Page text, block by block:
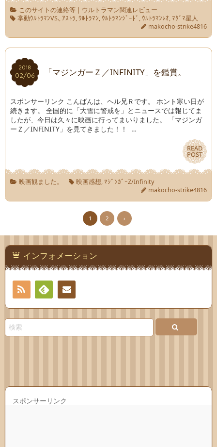
このサイトの連絡等| ウルトラマン関連レビュー
掌動ｳﾙﾄﾗﾏﾝVS.,ｱｽﾄﾗ, ｳﾙﾄﾗﾏﾝ, ｳﾙﾄﾗﾏﾝｼﾞｰﾄﾞ , ｳﾙﾄﾗﾏﾝﾚｵ,ﾏｸﾞﾏ星人
makocho-strike4816
2018
02/06
2018
02/06 「マジンガーＺ／INFINITY」を鑑賞。
スポンサーリンク こんばんは、ヘル兄Ｒです。 ホント寒い日が
続きます。 全国的に「大雪に警戒を」とニュースでは報じてま
したが、今日は久々に映画に行ってまいりました。 「マジンガ
ーＺ／INFINITY」を見てきました！！ …
READ
POST
READ
POST
映画観ました。 映画感想,ﾏｼﾞﾝｶﾞｰZ/Infinity
makocho-strike4816
1 2 ›
インフォメーション
RSS
Feedly連絡
スポンサーリンク